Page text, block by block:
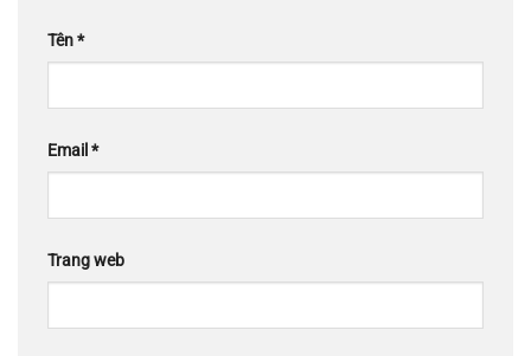
Tên*
Email *
Trang web